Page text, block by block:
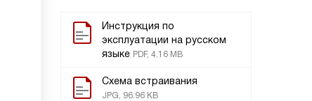
Инструкция по
эксплуатации на русском
языке PDF, 4.16 MB
Схема встраивания
JPG, 96.96 KB